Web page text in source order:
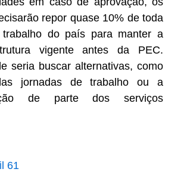
repor quase 10% de toda
do país para manter a
vigente antes da PEC.
seria buscar alternativas, como
jornadas de trabalho ou a
de parte dos serviços
61